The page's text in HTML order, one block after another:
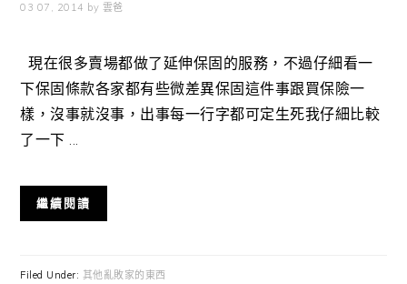
03 07, 2014 by 雲爸
現在很多賣場都做了延伸保固的服務，不過仔細看一
下保固條款各家都有些微差異保固這件事跟買保險一
樣，沒事就沒事，出事每一行字都可定生死我仔細比較
了一下 ...
繼續閱讀
Filed Under: 其他亂敗家的東西